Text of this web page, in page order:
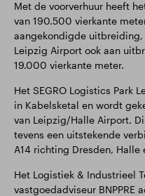
Met de voorverhuur heeft
van 190.500 vierkante
aangekondigde uitbreiding,
Leipzig Airport ook aan
19.000 vierkante meter.
Het SEGRO Logistics Park
in Kabelsketal en wordt
van Leipzig/Halle Airport.
tevens een uitstekende
A14 richting Dresden, Halle
Het Logistiek & Industrieel
vastgoedadviseur